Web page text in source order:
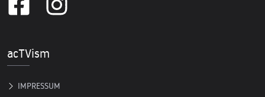
acTVism
IMPRESSUM